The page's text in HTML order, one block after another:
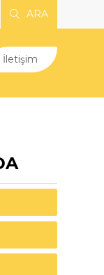
ARA
İletişim